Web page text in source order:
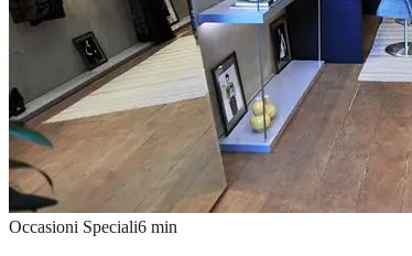
Occasioni Speciali6 min